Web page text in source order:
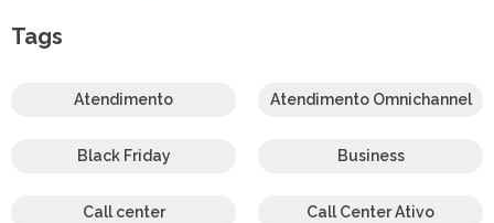
Tags
Atendimento Atendimento Omnichannel
Black Friday Business
Call center Call Center Ativo